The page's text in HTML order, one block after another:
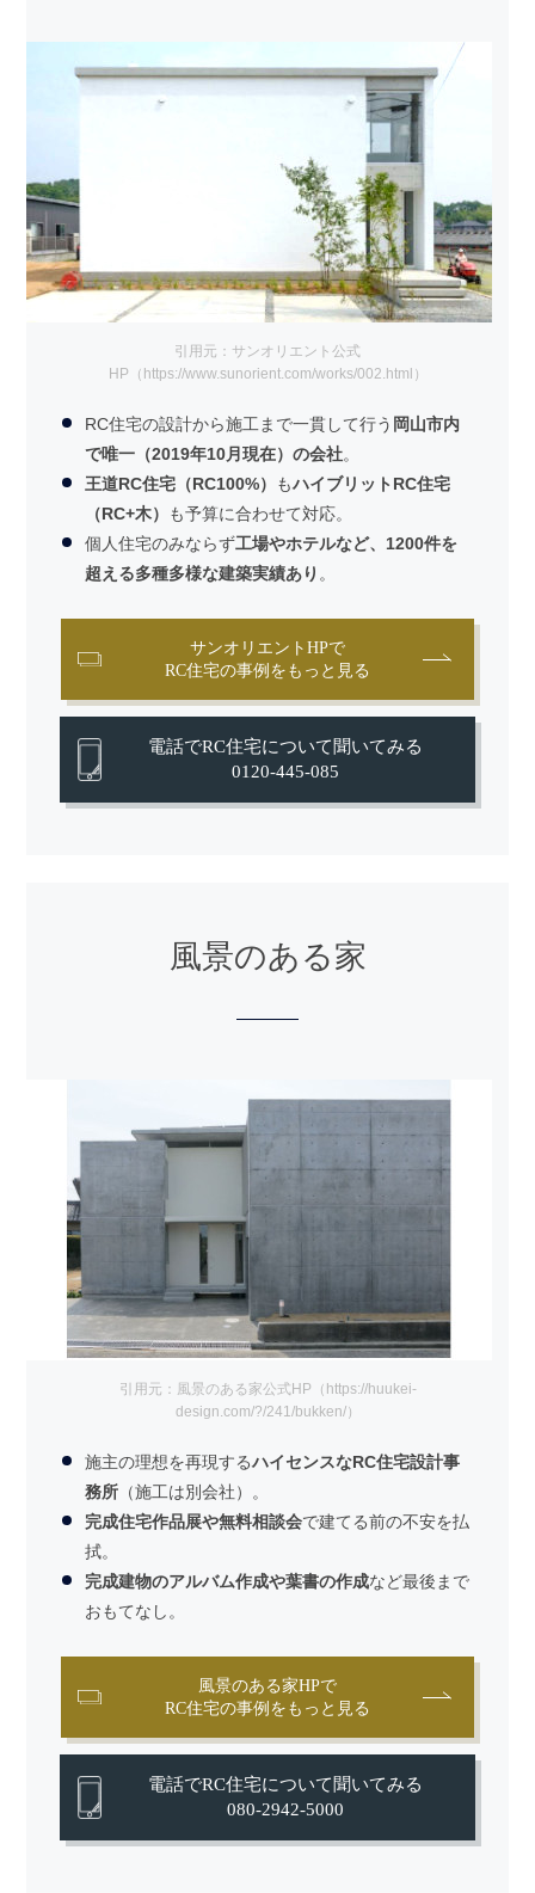
引用元：サンオリエント公式
HP（https://www.sunorient.com/works/002.html）
RC住宅の設計から施工まで一貫して行う 岡山市内
で唯一（2019年10月現在）の会社。
王道RC住宅（RC100%）
もハイブリットRC住宅
（RC+木）
も予算に合わせて対応。
個人住宅のみならず工場やホテルなど、1200件を
超える多種多様な建築実績あり 。
サンオリエントHPで
RC住宅の事例をもっと見る
電話でRC住宅について聞いてみる
0120-445-085
風景のある家
引用元：風景のある家公式HP（https://huukei-
design.com/?/241/bukken/）
施主の理想を再現するハイセンスなRC住宅設計事
務所 （施工は別会社）。
完成住宅作品展や無料相談会で建てる前の不安を払
拭。
完成建物のアルバム作成や葉書の作成など最後まで
おもてなし。
風景のある家HPで
RC住宅の事例をもっと見る
電話でRC住宅について聞いてみる
080-2942-5000